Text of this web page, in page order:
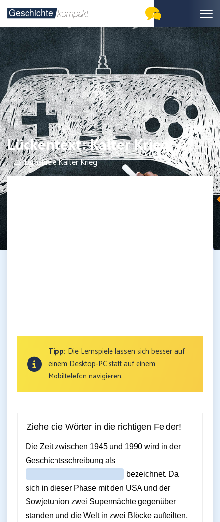
Lückentext: Kalter Krieg
Lernspiele Kalter Krieg
Tipp: Die Lernspiele lassen sich besser auf
einem Desktop-PC statt auf einem
Mobiltelefon navigieren.